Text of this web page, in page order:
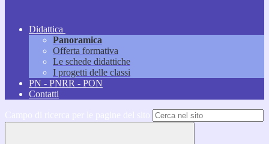
Didattica
Panoramica
Offerta formativa
Le schede didattiche
I progetti delle classi
PN - PNRR - PON
Contatti